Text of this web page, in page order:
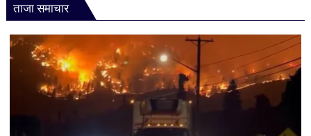
ताजा समाचार